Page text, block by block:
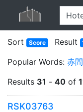
Sort
Score Result
Popular Words: 赤
Results 31 - 40 of
RSK03763